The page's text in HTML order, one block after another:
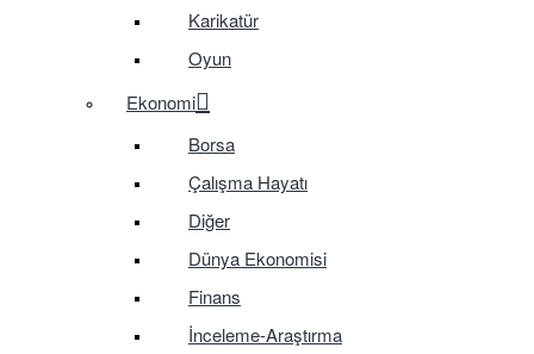
Karikatür
Oyun
Ekonomi
Borsa
Çalışma Hayatı
Diğer
Dünya Ekonomisi
Finans
İnceleme-Araştırma